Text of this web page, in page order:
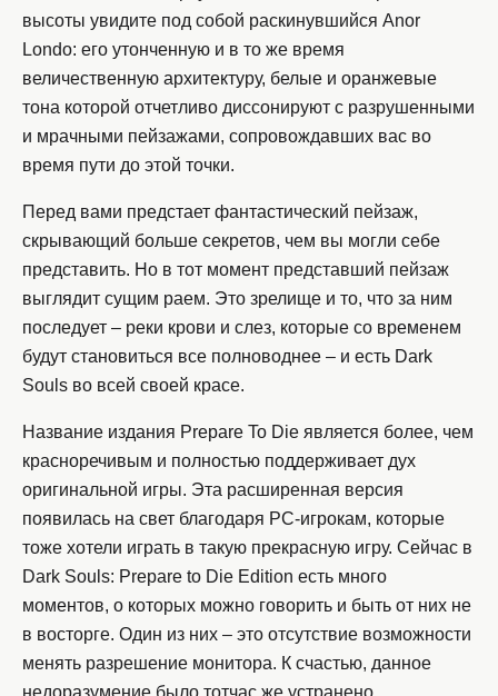
высоты увидите под собой раскинувшийся Anor
Londo: его утонченную и в то же время
величественную архитектуру, белые и оранжевые
тона которой отчетливо диссонируют с разрушенными
и мрачными пейзажами, сопровождавших вас во
время пути до этой точки.
Перед вами предстает фантастический пейзаж,
скрывающий больше секретов, чем вы могли себе
представить. Но в тот момент представший пейзаж
выглядит сущим раем. Это зрелище и то, что за ним
последует – реки крови и слез, которые со временем
будут становиться все полноводнее – и есть Dark
Souls во всей своей красе.
Название издания Prepare To Die является более, чем
красноречивым и полностью поддерживает дух
оригинальной игры. Эта расширенная версия
появилась на свет благодаря PC-игрокам, которые
тоже хотели играть в такую прекрасную игру. Сейчас в
Dark Souls: Prepare to Die Edition есть много
моментов, о которых можно говорить и быть от них не
в восторге. Один из них – это отсутствие возможности
менять разрешение монитора. К счастью, данное